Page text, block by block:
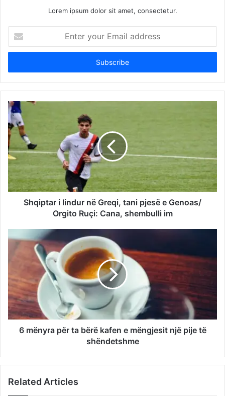
Lorem ipsum dolor sit amet, consectetur.
your
Email
Shqiptar i lindur në Greqi, tani pjesë e Genoas/
Orgito Ruçi: Cana, shembulli im
6 mënyra për ta bërë kafen e mëngjesit një pije të
shëndetshme
Related Articles